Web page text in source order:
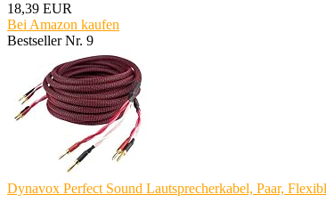
18,39 EUR
Bei Amazon kaufen
Bestseller Nr. 9
Dynavox Perfect Sound Lautsprecherkabel, Paar,